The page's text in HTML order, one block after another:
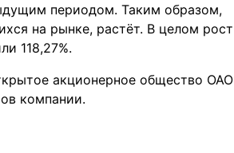
периодом. Таким образом,
на рынке, растёт. В целом рост
118,27%.
акционерное общество ОАО
компании.